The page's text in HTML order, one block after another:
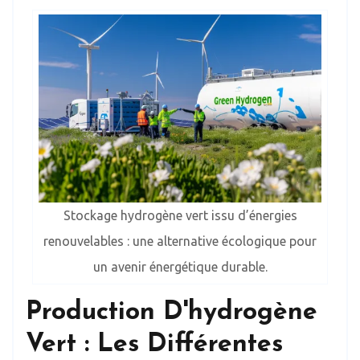
Stockage hydrogène vert issu d’énergies
renouvelables : une alternative écologique pour
un avenir énergétique durable.
Production D'hydrogène
Vert : Les Différentes